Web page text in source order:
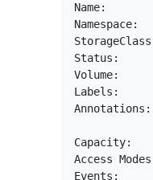
Name:
Status:
Volume:
Labels:
Capacity:
Access